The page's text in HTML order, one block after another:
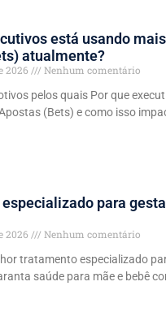
está usando
atualmente?
2026
Nenhum comentário
pelos quais Por que
(Bets) e como isso
para
2026
Nenhum comentário
tratamento especializado
saúde para mãe e bebê